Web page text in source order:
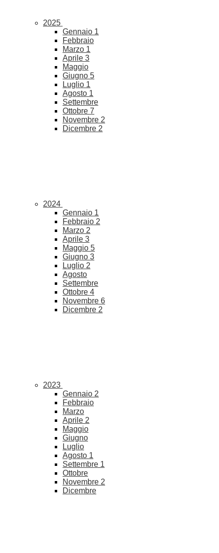
2025
Gennaio 1
Febbraio
Marzo 1
Aprile 3
Maggio
Giugno 5
Luglio 1
Agosto 1
Settembre
Ottobre 7
Novembre 2
Dicembre 2
2024
Gennaio 1
Febbraio 2
Marzo 2
Aprile 3
Maggio 5
Giugno 3
Luglio 2
Agosto
Settembre
Ottobre 4
Novembre 6
Dicembre 2
2023
Gennaio 2
Febbraio
Marzo
Aprile 2
Maggio
Giugno
Luglio
Agosto 1
Settembre 1
Ottobre
Novembre 2
Dicembre